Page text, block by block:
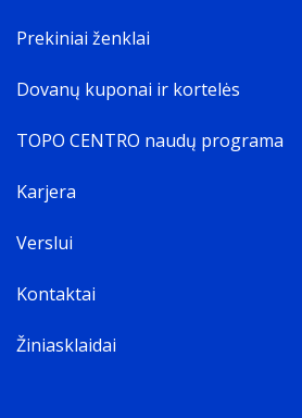
Prekiniai ženklai
Dovanų kuponai ir kortelės
TOPO CENTRO naudų programa
Karjera
Verslui
Kontaktai
Žiniasklaidai